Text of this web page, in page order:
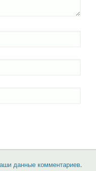
данные комментариев.